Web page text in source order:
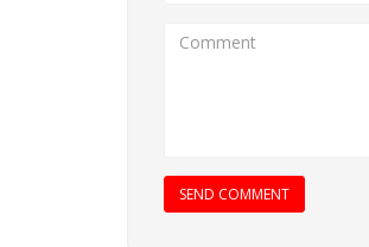
SEND COMMENT